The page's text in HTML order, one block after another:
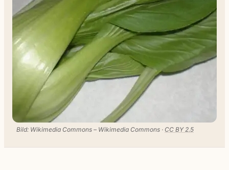
Bild: Wikimedia Commons – Wikimedia Commons · CC BY 2.5